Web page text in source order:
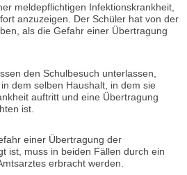
meldepflichtigen Infektionskrankheit,
anzuzeigen. Der Schüler hat von der
als die Gefahr einer Übertragung
den Schulbesuch unterlassen,
dem selben Haushalt, in dem sie
auftritt und eine Übertragung
ist.
einer Übertragung der
ist, muss in beiden Fällen durch ein
erbracht werden.